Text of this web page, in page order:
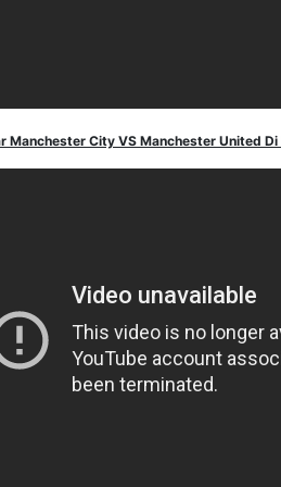
Manchester City VS Manchester United